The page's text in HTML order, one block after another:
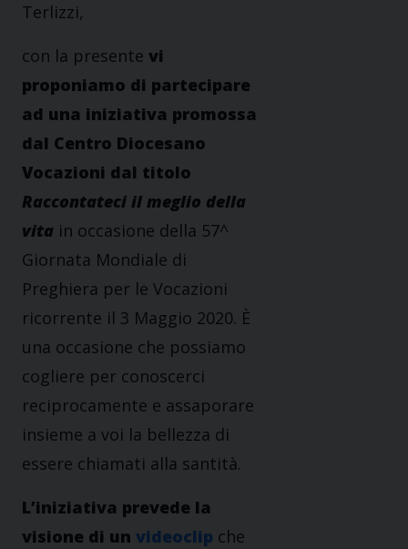
Terlizzi,
con la presente vi
proponiamo di partecipare
ad una iniziativa promossa
dal Centro Diocesano
Vocazioni dal titolo
Raccontateci il meglio della
vita in occasione della 57^
Giornata Mondiale di
Preghiera per le Vocazioni
ricorrente il 3 Maggio 2020. È
una occasione che possiamo
cogliere per conoscerci
reciprocamente e assaporare
insieme a voi la bellezza di
essere chiamati alla santità.
L’iniziativa prevede la
visione di un videoclip che